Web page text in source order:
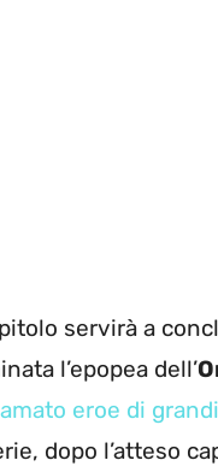
servirà a
l’epopea dell’
eroe di
dopo l’atteso